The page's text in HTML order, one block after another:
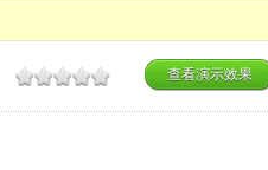
查看演示效果